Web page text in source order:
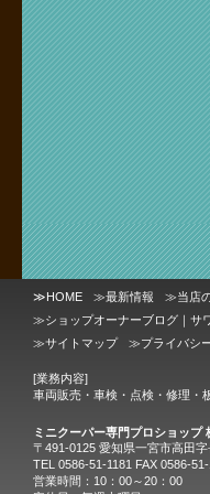
≫HOME ≫最新情報 ≫当店
≫ショップオーナーブログ｜サ
≫サイトマップ ≫プライバシ
[業務内容]
車両販売・車検・点検・修理・
ミニクーパー専門プロショップ
〒491-0125 愛知県一宮市高田
TEL 0586-51-1181 FAX 0586-
営業時間：10：00～20：00